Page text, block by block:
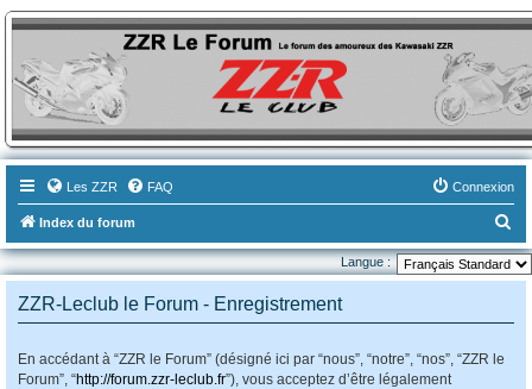
ZZR-Leclub le Forum
Le forum des amoureux des Kawasaki ZZR
Les ZZR FAQ Connexion
Index du forum
e
c
Langue :
ZZR-Leclub le Forum - Enregistrement
En accédant à “ZZR le Forum” (désigné ici par “nous”, “notre”, “nos”, “ZZR le
Forum”, “http://forum.zzr-leclub.fr”), vous acceptez d’être légalement